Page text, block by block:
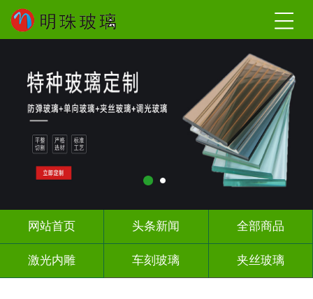
网站首页 头条新闻 全部商品
激光内雕 车刻玻璃 夹丝玻璃